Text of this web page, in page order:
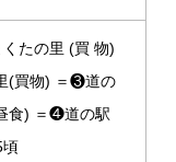
たの里 (買 物)
(買物) ＝❸道の
食) ＝❹道の駅
頃